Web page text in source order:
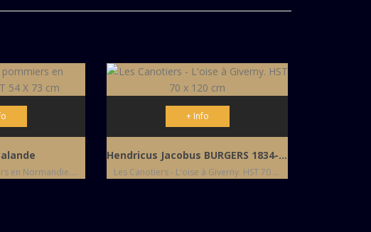
Le Champ de pommiers en Normandie. HST 54 X 73 cm
+ Info
Hendricus Jacobus BURGERS 1834-1899
Les Canotiers - L'oise à Giverny. HST 70 x 120 cm